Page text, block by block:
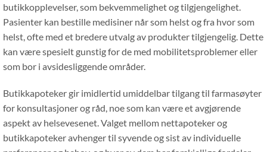
butikkopplevelser, som bekvemmelighet og tilgjengelighet.
Pasienter kan bestille medisiner når som helst og fra hvor som
helst, ofte med et bredere utvalg av produkter tilgjengelig. Dette
kan være spesielt gunstig for de med mobilitetsproblemer eller
som bor i avsidesliggende områder.
Butikkapoteker gir imidlertid umiddelbar tilgang til farmasøyter
for konsultasjoner og råd, noe som kan være et avgjørende
aspekt av helsevesenet. Valget mellom nettapoteker og
butikkapoteker avhenger til syvende og sist av individuelle